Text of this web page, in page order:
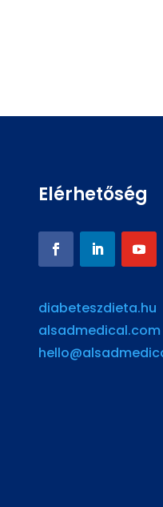
Elérhetőség
diabeteszdieta.hu
alsadmedical.com